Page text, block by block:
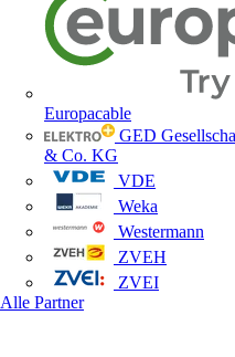
Europacable
GED
& Co. KG
VDE
Weka
Westermann
ZVEH
ZVEI
Alle Partner